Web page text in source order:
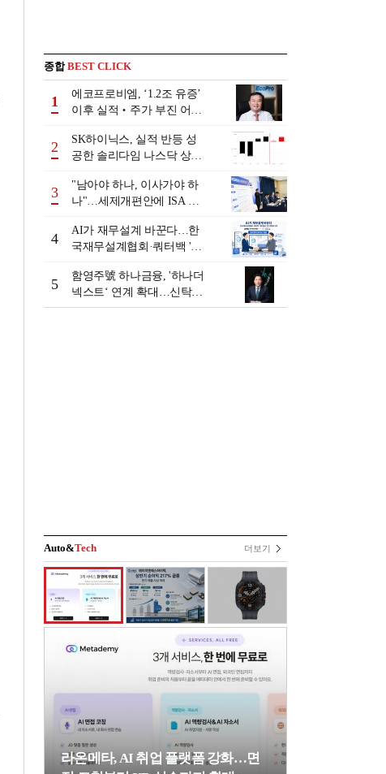
종합BEST CLICK
1
에코프로비엠, ‘1.2조 유증’
이후 실적‧주가 부진 어쩌
2
SK하이닉스, 실적 반등 성
공한 솔리다임 나스닥 상장
3
"남아야 하나, 이사가야 하
나"…세제개편안에 ISA 투
4
AI가 재무설계 바꾼다…한
국재무설계협회·쿼터백 '베
5
함영주號 하나금융, '하나더
넥스트‘ 연계 확대…신탁수
수료 2배 증가 효과 [금융 시
Auto&Tech 더보기
라온메타, AI 취업 플랫폼 강화…면